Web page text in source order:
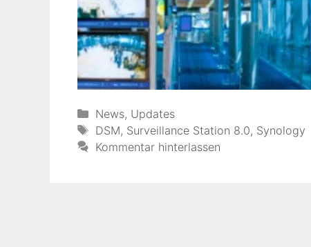
Kategorien
News, Updates
Schlagwörter
DSM, Surveillance Station 8.0, Synology
Kommentar hinterlassen